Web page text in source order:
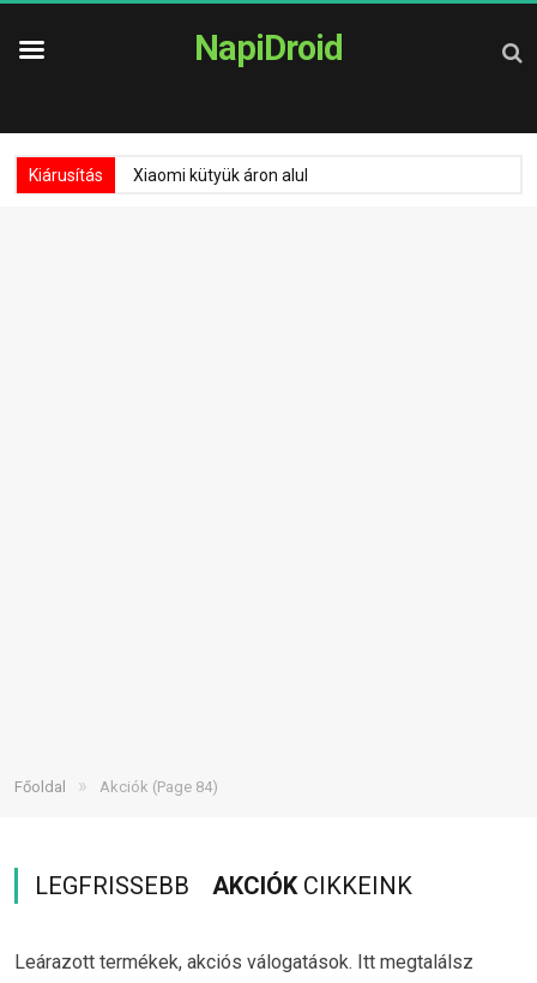
NapiDroid
Kiárusítás Xiaomi kütyük áron alul
Főoldal » Akciók (Page 84)
LEGFRISSEBB AKCIÓKCIKKEINK
Leárazott termékek, akciós válogatások. Itt megtalálsz